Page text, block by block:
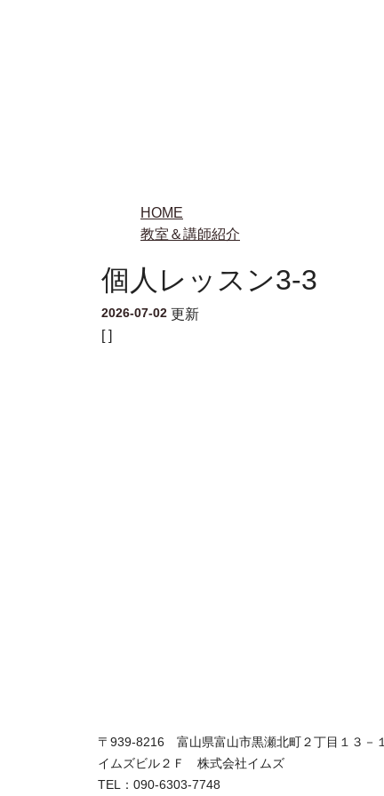
HOME
教室＆講師紹介
個人レッスン3-3
2026-07-02 更新
[ ]
〒939-8216 富山県富山市黒瀬北町２丁目１３－１
イムズビル２Ｆ 株式会社イムズ
TEL：090-6303-7748